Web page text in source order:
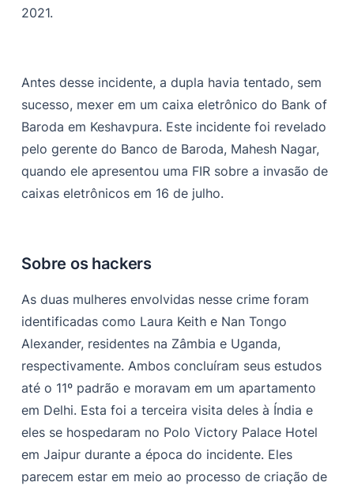
2021.
Antes desse incidente, a dupla havia tentado, sem
sucesso, mexer em um caixa eletrônico do Bank of
Baroda em Keshavpura. Este incidente foi revelado
pelo gerente do Banco de Baroda, Mahesh Nagar,
quando ele apresentou uma FIR sobre a invasão de
caixas eletrônicos em 16 de julho.
Sobre os hackers
As duas mulheres envolvidas nesse crime foram
identificadas como Laura Keith e Nan Tongo
Alexander, residentes na Zâmbia e Uganda,
respectivamente. Ambos concluíram seus estudos
até o 11º padrão e moravam em um apartamento
em Delhi. Esta foi a terceira visita deles à Índia e
eles se hospedaram no Polo Victory Palace Hotel
em Jaipur durante a época do incidente. Eles
parecem estar em meio ao processo de criação de